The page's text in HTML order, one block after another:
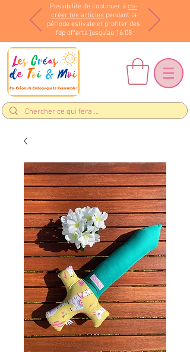
Possibilité de continuer à co-
créer tes articles pendant la
période estivale et profiter des
fdp offerts jusqu'au 16.08